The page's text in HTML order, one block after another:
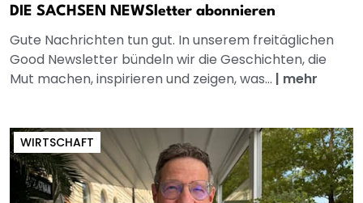
DIE SACHSEN NEWSletter abonnieren
Gute Nachrichten tun gut. In unserem freitäglichen
Good Newsletter bündeln wir die Geschichten, die
Mut machen, inspirieren und zeigen, was... | mehr
WIRTSCHAFT